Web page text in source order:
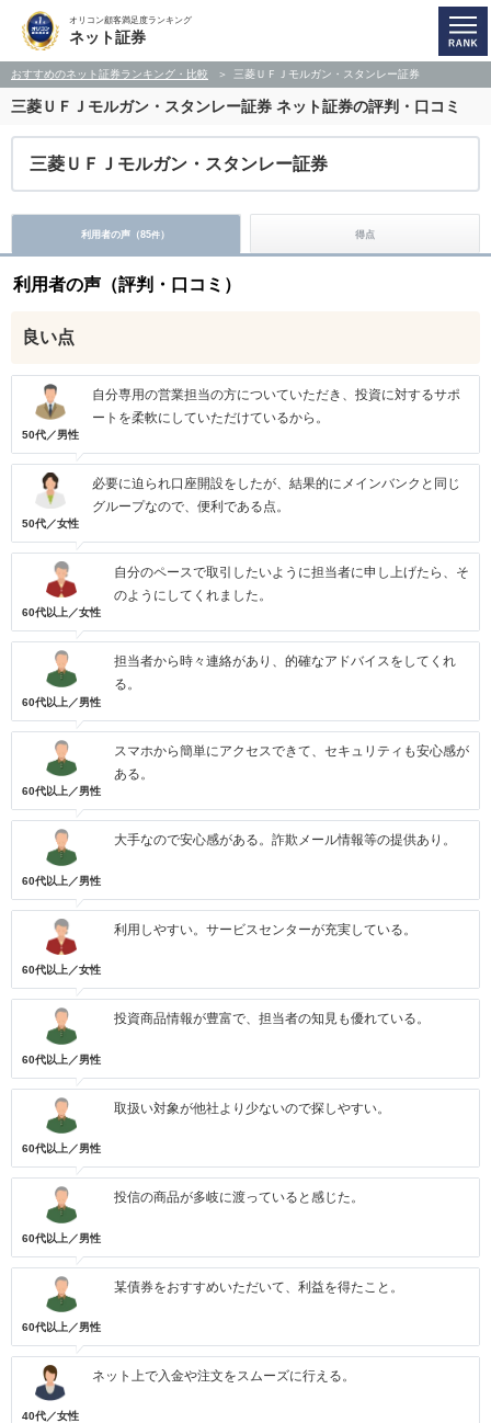
オリコン顧客満足度ランキング
ネット証券
おすすめのネット証券ランキング・比較 三菱ＵＦＪモルガン・スタンレー証券
三菱ＵＦＪモルガン・スタンレー証券 ネット証券の評判・口コミ
三菱ＵＦＪモルガン・スタンレー証券
利用者の声（85件） 得点
利用者の声（評判・口コミ）
良い点
50代／男性
自分専用の営業担当の方についていただき、投資に対するサポ
ートを柔軟にしていただけているから。
50代／女性
必要に迫られ口座開設をしたが、結果的にメインバンクと同じ
グループなので、便利である点。
60代以上／女性
自分のペースで取引したいように担当者に申し上げたら、そ
のようにしてくれました。
60代以上／男性
担当者から時々連絡があり、的確なアドバイスをしてくれ
る。
60代以上／男性
スマホから簡単にアクセスできて、セキュリティも安心感が
ある。
60代以上／男性
大手なので安心感がある。詐欺メール情報等の提供あり。
60代以上／女性
利用しやすい。サービスセンターが充実している。
60代以上／男性
投資商品情報が豊富で、担当者の知見も優れている。
60代以上／男性
取扱い対象が他社より少ないので探しやすい。
60代以上／男性
投信の商品が多岐に渡っていると感じた。
60代以上／男性
某債券をおすすめいただいて、利益を得たこと。
40代／女性
ネット上で入金や注文をスムーズに行える。